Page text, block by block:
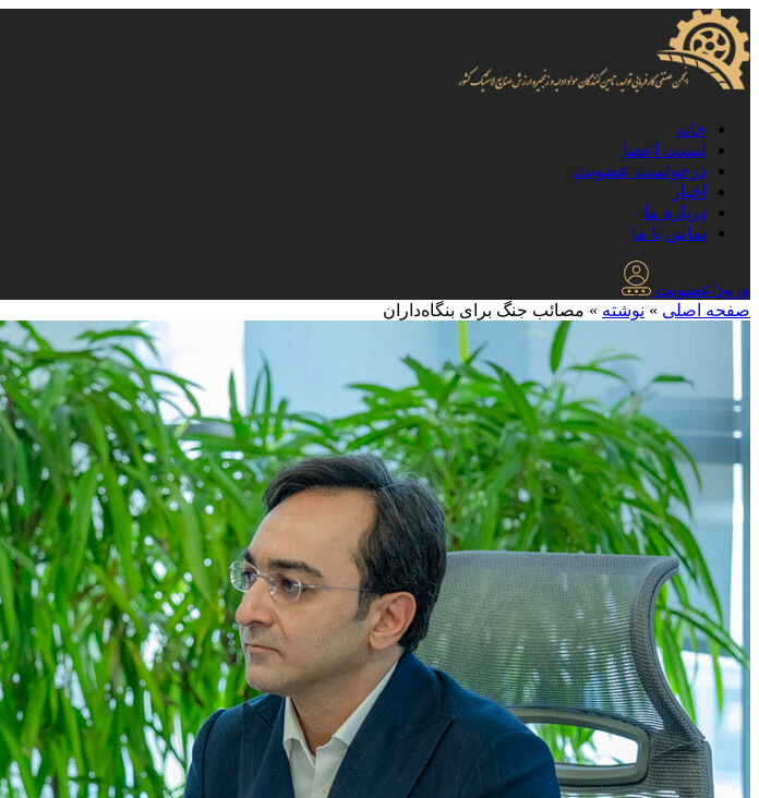
خانه
لیست اعضا
درخواست عضویت
اخبار
درباره ما
تماس با ما
ورود/عضویت
صفحه اصلی » نوشته » مصائب جنگ برای بنگاه‌داران